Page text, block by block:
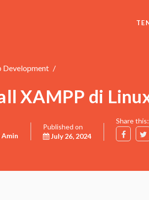
Development
XAMPP di
Published on
July 26, 2024
Share this: